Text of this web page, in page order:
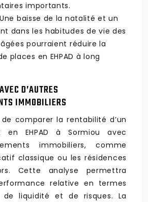
importants.
Une baisse de la natalité et un
dans les habitudes de vie des
pourraient réduire la
places en EHPAD à long
D’AUTRES
IMMOBILIERS
comparer la rentabilité d’un
en EHPAD à Sormiou avec
immobiliers, comme
classique ou les résidences
Cette analyse permettra
relative en termes
de liquidité et de risques. La